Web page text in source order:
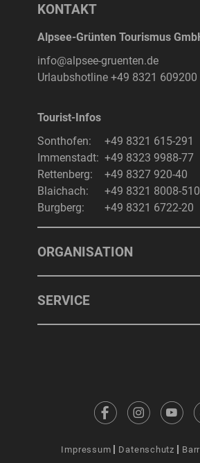
KONTAKT
Alpsee-Grünten Tourismus
info@alpsee-gruenten.de
Urlaubshotline +49 8321 609200
Tourist-Infos
Sonthofen:
+49 8321 615-291
Immenstadt: +49 8323 9988-77
Rettenberg:
+49 8327 920-40
Blaichach:
+49 8321 8008-510
Burgberg:
+49 8321 6722-20
ORGANISATION
SERVICE
Impressum Datenschutz